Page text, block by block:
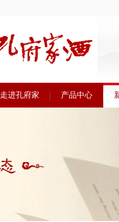
走进孔府家 产品中心